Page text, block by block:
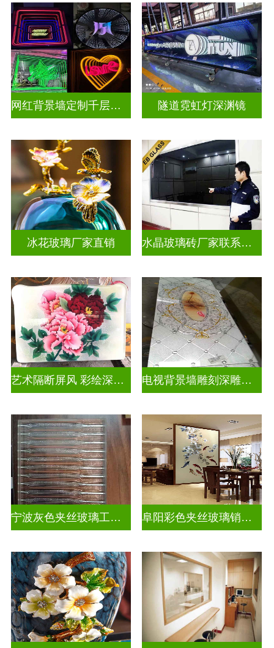
网红背景墙定制千层镜深渊镜 隧道霓虹灯深渊镜
冰花玻璃厂家直销 水晶玻璃砖厂家联系方式
艺术隔断屏风 彩绘深雕浮雕玻璃 电视背景墙雕刻深雕双面效果
宁波灰色夹丝玻璃工厂招聘 阜阳彩色夹丝玻璃销售电话